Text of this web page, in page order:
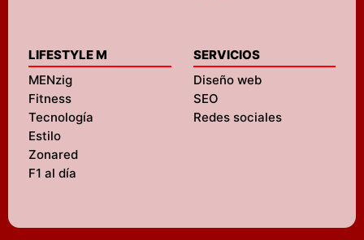
LIFESTYLE M
MENzig
Fitness
Tecnología
Estilo
Zonared
F1 al día
SERVICIOS
Diseño web
SEO
Redes sociales